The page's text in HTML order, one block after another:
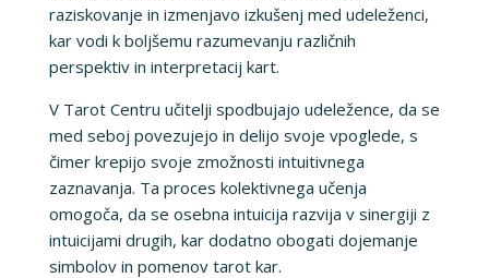
raziskovanje in izmenjavo izkušenj med udeleženci,
kar vodi k boljšemu razumevanju različnih
perspektiv in interpretacij kart.
V Tarot Centru učitelji spodbujajo udeležence, da se
med seboj povezujejo in delijo svoje vpoglede, s
čimer krepijo svoje zmožnosti intuitivnega
zaznavanja. Ta proces kolektivnega učenja
omogoča, da se osebna intuicija razvija v sinergiji z
intuicijami drugih, kar dodatno obogati dojemanje
simbolov in pomenov tarot kar.